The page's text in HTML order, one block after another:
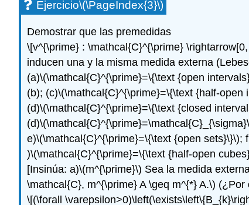
Ejercicio\(\PageIndex{3}\)
Demostrar que las premedidas
\[v^{\prime} : \mathcal{C}^{\prime}
inducen una y la misma medida externa
(a)\(\mathcal{C}^{\prime}=\{\text {open
(b); (c)\(\mathcal{C}^{\prime}=\{\text {half-open
(d)\(\mathcal{C}^{\prime}=\{\text {closed
(d)
e)\(\mathcal{C}^{\prime}=\{\text {open sets}\}\); f
)\(\mathcal{C}^{\prime}=\{\text {half-open
[Insinúa: a)\(m^{\prime}\) Sea la medida
\mathcal{C}, m^{\prime} A \geq m^{*} A.\) (¿Por
\[(\forall